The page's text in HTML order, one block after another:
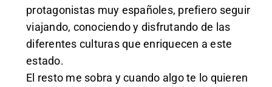
protagonistas muy españoles, prefiero seguir
viajando, conociendo y disfrutando de las
diferentes culturas que enriquecen a este
estado.
El resto me sobra y cuando algo te lo quieren